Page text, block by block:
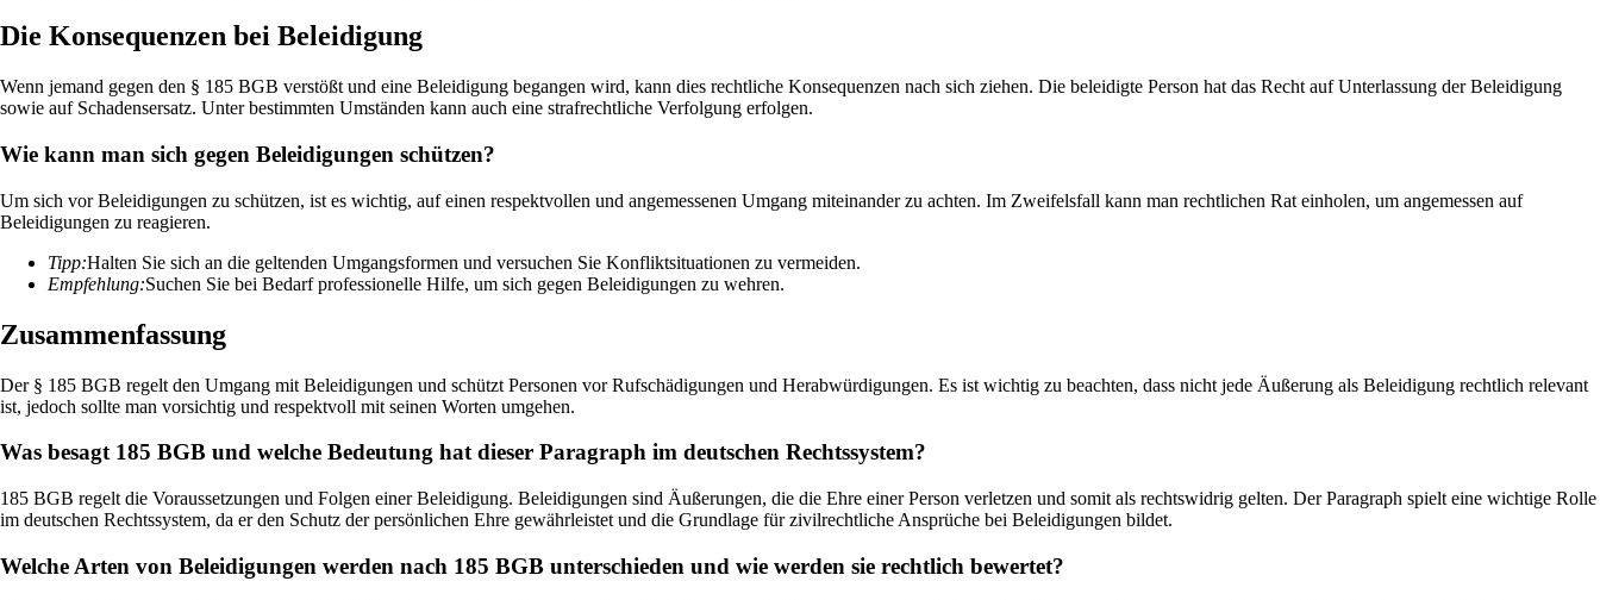
Die Konsequenzen bei Beleidigung
Wenn jemand gegen den § 185 BGB verstößt und eine Beleidigung begangen wird, kann dies rechtliche Konsequenzen nach sich ziehen. Die beleidigte Person hat das Recht auf Unterlassung der Beleidigung
sowie auf Schadensersatz. Unter bestimmten Umständen kann auch eine strafrechtliche Verfolgung erfolgen.
Wie kann man sich gegen Beleidigungen schützen?
Um sich vor Beleidigungen zu schützen, ist es wichtig, auf einen respektvollen und angemessenen Umgang miteinander zu achten. Im Zweifelsfall kann man rechtlichen Rat einholen, um angemessen auf
Beleidigungen zu reagieren.
Tipp:Halten Sie sich an die geltenden Umgangsformen und versuchen Sie Konfliktsituationen zu vermeiden.
Empfehlung:Suchen Sie bei Bedarf professionelle Hilfe, um sich gegen Beleidigungen zu wehren.
Zusammenfassung
Der § 185 BGB regelt den Umgang mit Beleidigungen und schützt Personen vor Rufschädigungen und Herabwürdigungen. Es ist wichtig zu beachten, dass nicht jede Äußerung als Beleidigung rechtlich relevant
ist, jedoch sollte man vorsichtig und respektvoll mit seinen Worten umgehen.
Was besagt 185 BGB und welche Bedeutung hat dieser Paragraph im deutschen Rechtssystem?
185 BGB regelt die Voraussetzungen und Folgen einer Beleidigung. Beleidigungen sind Äußerungen, die die Ehre einer Person verletzen und somit als rechtswidrig gelten. Der Paragraph spielt eine wichtige Rolle
im deutschen Rechtssystem, da er den Schutz der persönlichen Ehre gewährleistet und die Grundlage für zivilrechtliche Ansprüche bei Beleidigungen bildet.
Welche Arten von Beleidigungen werden nach 185 BGB unterschieden und wie werden sie rechtlich bewertet?